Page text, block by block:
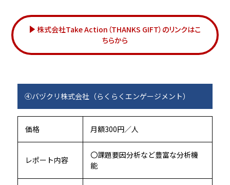
株式会社Take Action（THANKS GIFT）のリンクはこ
ちらから
④バヅクリ株式会社（らくらくエンゲージメント）
価格 月額300円／人
レポート内容
〇課題要因分析など豊富な分析機
能